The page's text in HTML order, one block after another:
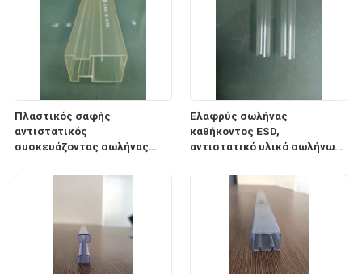
Πλαστικός σαφής
αντιστατικός
συσκευάζοντας σωλήνας
Ελαφρύς σωλήνας
καθήκοντος ESD,
αντιστατικό υλικό σωλήνων
ολοκληρωμένου κυκλώματος